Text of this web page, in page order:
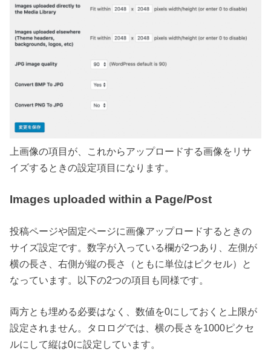
上画像の項目が、これからアップロードする画像をリサ
イズするときの設定項目になります。
Images uploaded within a Page/Post
投稿ページや固定ページに画像アップロードするときの
サイズ設定です。数字が入っている欄が2つあり、左側が
横の長さ、右側が縦の長さ（ともに単位はピクセル）と
なっています。以下の2つの項目も同様です。
両方とも埋める必要はなく、数値を0にしておくと上限が
設定されません。タロログでは、横の長さを1000ピクセ
ルにして縦は0に設定しています。